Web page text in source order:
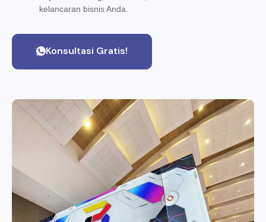
kelancaran bisnis Anda.
Konsultasi Gratis!